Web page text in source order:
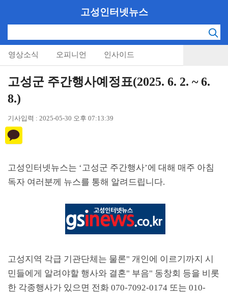
고성인터넷뉴스
영상소식 오피니언 인사이드
고성군 주간행사예정표(2025. 6. 2. ~ 6.
8.)
기사입력 : 2025-05-30 오후 07:13:39
고성인터넷뉴스는 ‘고성군 주간행사’에 대해 매주 아침
독자 여러분께 뉴스를 통해 알려드립니다.
고성지역 각급 기관단체는 물론" 개인에 이르기까지 시
민들에게 알려야할 행사와 결혼" 부음" 동창회 등을 비롯
한 각종행사가 있으면 전화 070-7092-0174 또는 010-